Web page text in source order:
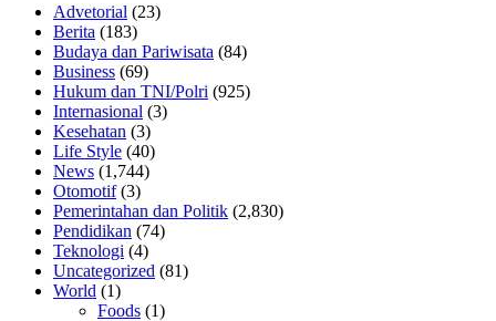
Advetorial (23)
Berita (183)
Budaya dan Pariwisata (84)
Business (69)
Hukum dan TNI/Polri (925)
Internasional (3)
Kesehatan (3)
Life Style (40)
News (1,744)
Otomotif(3)
Pemerintahan dan Politik (2,830)
Pendidikan (74)
Teknologi (4)
Uncategorized (81)
World (1)
Foods (1)